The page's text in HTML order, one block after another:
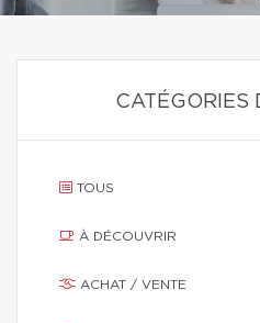
CATÉGORIES
TOUS
À DÉCOUVRIR
ACHAT / VENTE